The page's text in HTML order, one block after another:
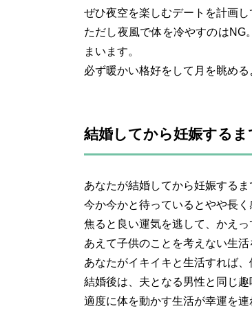
ぜひ夜空を楽しむデートを計画し
ただし夜風で体を冷やすのはNG
まいます。
必ず暖かい格好をして月を眺める
結婚してから妊娠する
あなたが結婚してから妊娠する
今か今かと待っているとやや長
焦ると良い運気を逃して、かえっ
あえて子供のことを考えない生
あなたがイキイキと生活すれば
結婚後は、夫となる男性と同じ
適度に体を動かす生活が幸運を